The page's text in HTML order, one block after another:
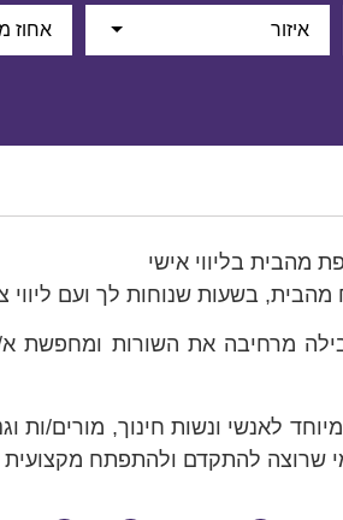
איזור אחוז
מהבית בליווי אישי
בשעות שנוחות לך ועם ליווי
מרחיבה את השורות ומחפשת
לאנשי ונשות חינוך, מורים/ות
מי שרוצה להתקדם ולהתפתח